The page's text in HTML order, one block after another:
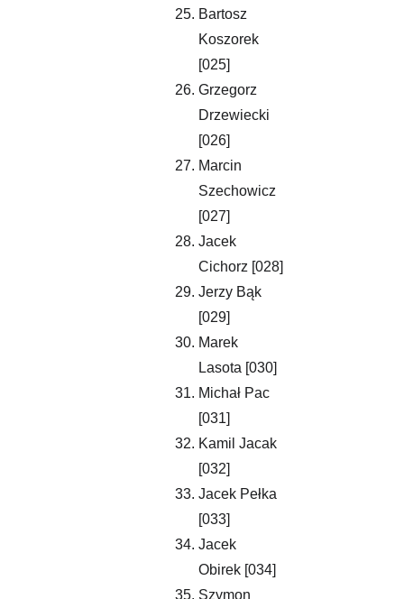
Bartosz
Koszorek
[025]
Grzegorz
Drzewiecki
[026]
Marcin
Szechowicz
[027]
Jacek
Cichorz [028]
Jerzy Bąk
[029]
Marek
Lasota [030]
Michał Pac
[031]
Kamil Jacak
[032]
Jacek Pełka
[033]
Jacek
Obirek [034]
Szymon